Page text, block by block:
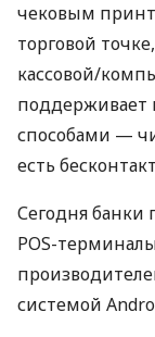
чековым
торговой
кассовой/
поддерживает
способами —
есть
Сегодня банки
POS-
системой